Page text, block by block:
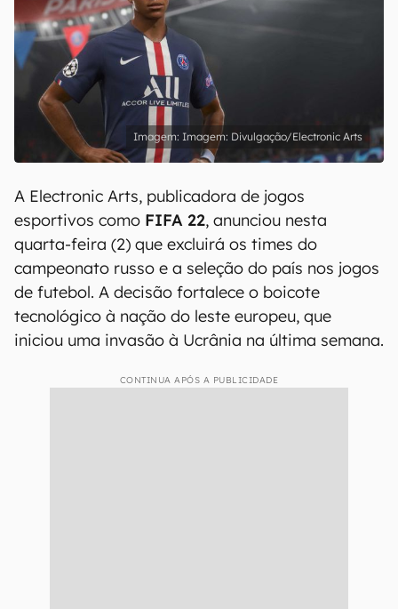
Imagem: Divulgação/Electronic Arts
A Electronic Arts, publicadora de jogos
esportivos como FIFA 22, anunciou nesta
quarta-feira (2) que excluirá os times do
campeonato russo e a seleção do país nos jogos
de futebol. A decisão fortalece o boicote
tecnológico à nação do leste europeu, que
iniciou uma invasão à Ucrânia na última semana.
CONTINUA APÓS A PUBLICIDADE